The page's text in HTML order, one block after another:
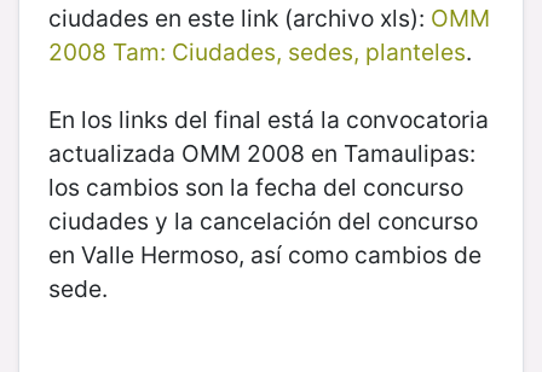
ciudades en este link (archivo xls): OMM
2008 Tam: Ciudades, sedes, planteles.
En los links del final está la convocatoria
actualizada OMM 2008 en Tamaulipas:
los cambios son la fecha del concurso
ciudades y la cancelación del concurso
en Valle Hermoso, así como cambios de
sede.